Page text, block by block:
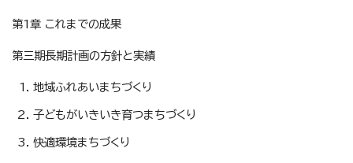
第1章 これまでの成果
第三期長期計画の方針と実績
地域ふれあいまちづくり
子どもがいきいき育つまちづくり
快適環境まちづくり